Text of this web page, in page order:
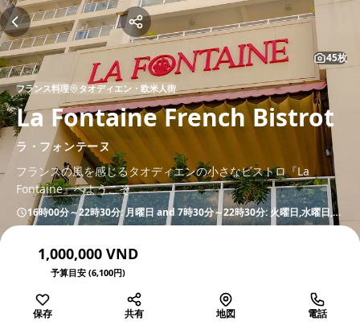
45枚
フランス料理 タオディエン・欧米人街
La Fontaine French Bistrot
ラ・フォンテーヌ
フランスの風を感じるタオディエンの小さなビストロ『La
Fontaine』へようこそ
16時00分～22時30分: 月曜日 and 7時30分～22時30分: 火曜日,水曜日,木曜日,金曜日,土曜日,日曜日
1,000,000 VND
予算目安 (6,100円)
保存 共有 地図 電話